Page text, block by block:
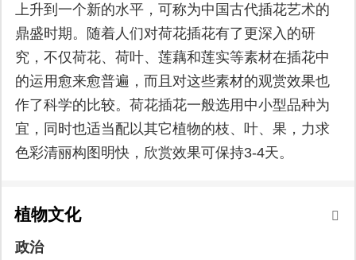
上升到一个新的水平，可称为中国古代插花艺术的
鼎盛时期。随着人们对荷花插花有了更深入的研
究，不仅荷花、荷叶、莲藕和莲实等素材在插花中
的运用愈来愈普遍，而且对这些素材的观赏效果也
作了科学的比较。荷花插花一般选用中小型品种为
宜，同时也适当配以其它植物的枝、叶、果，力求
色彩清丽构图明快，欣赏效果可保持3-4天。
植物文化
政治